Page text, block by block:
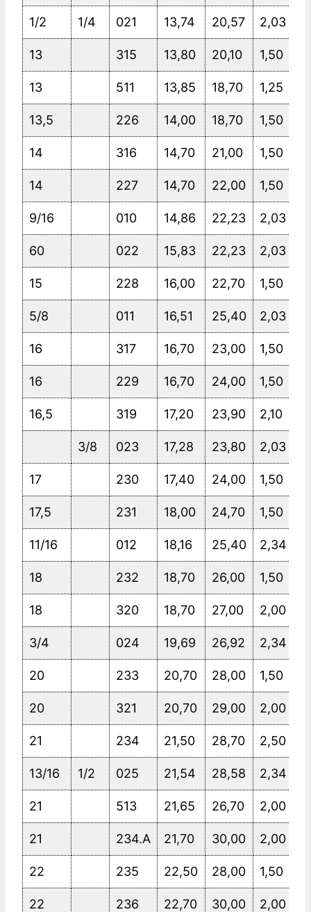
1/2 1/4 021 13,74 20,57 2,03
13 315 13,80 20,10 1,50
13 511 13,85 18,70 1,25
13,5 226 14,00 18,70 1,50
14 316 14,70 21,00 1,50
14 227 14,70 22,00 1,50
9/16 010 14,86 22,23 2,03
60 022 15,83 22,23 2,03
15 228 16,00 22,70 1,50
5/8 011 16,51 25,40 2,03
16 317 16,70 23,00 1,50
16 229 16,70 24,00 1,50
16,5 319 17,20 23,90 2,10
3/8 023 17,28 23,80 2,03
17 230 17,40 24,00 1,50
17,5 231 18,00 24,70 1,50
11/16 012 18,16 25,40 2,34
18 232 18,70 26,00 1,50
18 320 18,70 27,00 2,00
3/4 024 19,69 26,92 2,34
20 233 20,70 28,00 1,50
20 321 20,70 29,00 2,00
21 234 21,50 28,70 2,50
13/16 1/2 025 21,54 28,58 2,34
21 513 21,65 26,70 2,00
21 234.A 21,70 30,00 2,00
22 235 22,50 28,00 1,50
22 236 22,70 30,00 2,00